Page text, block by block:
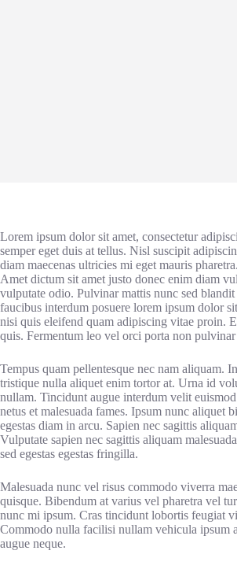
Lorem ipsum dolor sit amet, consectetur
semper eget duis at tellus. Nisl suscipit
diam maecenas ultricies mi eget mauris
Amet dictum sit amet justo donec enim diam
vulputate odio. Pulvinar mattis nunc sed
faucibus interdum posuere lorem ipsum dolor
nisi quis eleifend quam adipiscing vitae proin.
quis. Fermentum leo vel orci porta non
Tempus quam pellentesque nec nam aliquam.
tristique nulla aliquet enim tortor at. Urna id
nullam. Tincidunt augue interdum velit
netus et malesuada fames. Ipsum nunc aliquet
egestas diam in arcu. Sapien nec sagittis
Vulputate sapien nec sagittis aliquam
sed egestas egestas fringilla.
Malesuada nunc vel risus commodo viverra
quisque. Bibendum at varius vel pharetra vel
nunc mi ipsum. Cras tincidunt lobortis feugiat
Commodo nulla facilisi nullam vehicula ipsum
augue neque.